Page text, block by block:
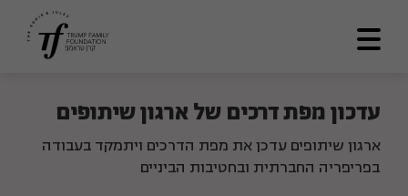
אודותינו
מתווה דרך
עדכון מפת דרכים של ארגון שיתופים
ארגון שיתופים עדכן את מפת הדרכים ויתמקד בעבודה
בפריפריה החברתית ובחטיבות הביניים